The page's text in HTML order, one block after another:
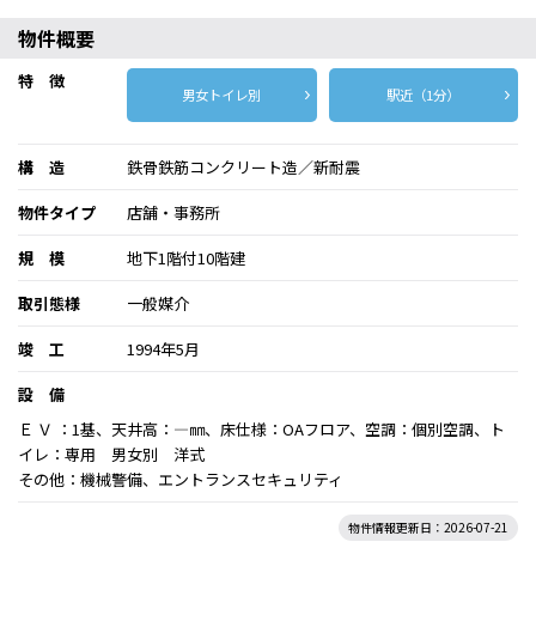
物件概要
特 徴
男女トイレ別 駅近（1分）
構 造
鉄骨鉄筋コンクリート造／新耐震
物件タイプ
店舗・事務所
規 模
地下1階付10階建
取引態様
一般媒介
竣 工
1994年5月
設 備
Ｅ Ｖ ：1基、天井高：―㎜、床仕様：OAフロア、空調：個別空調、ト
イレ：専用 男女別 洋式
その他：機械警備、エントランスセキュリティ
物件情報更新日：2026-07-21